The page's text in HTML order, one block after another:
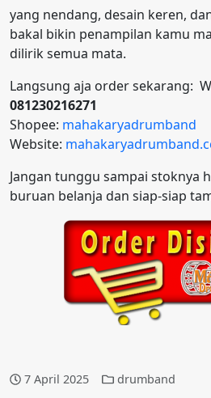
yang nendang, desain keren,
bakal bikin penampilan kamu
dilirik semua mata.
Langsung aja order sekarang:
081230216271
Shopee: mahakaryadrumband
Website:
Jangan tunggu sampai stoknya
buruan belanja dan siap-siap
7 April 2025 drumband